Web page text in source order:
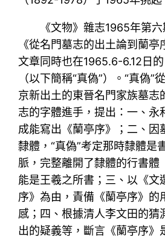
《文物》雜志1965年第
《從名門墓志的出土論到蘭
文章同時也在1965.6-6.12日
（以下簡稱“真偽”）。“真偽”
京新出土的東晉名門家族墓志
志的字體進手，提出：一、永
成能寫出《蘭亭序》；二、因
隸體，“真偽”考定那時隸體是
脈，完整離開了隸體的行書體
能是王羲之所書；三、以《文
序》為由，責備《蘭亭序》的
感；四、根據清人李文田的猜
出的疑義等，斷言《蘭亭序》